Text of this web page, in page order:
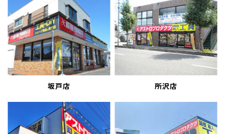
坂戸店 所沢店